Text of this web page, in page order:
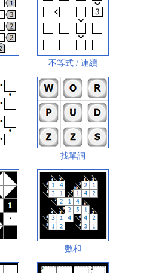
不等式 / 連續
找單詞
數和